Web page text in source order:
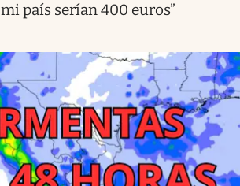
país serían 400 euros”